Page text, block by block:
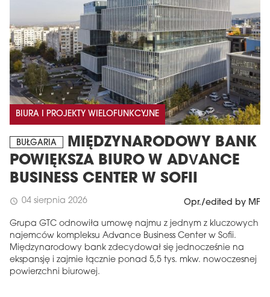
BIURA I PROJEKTY WIELOFUNKCYJNE
BUŁGARIA
MIĘDZYNARODOWY BANK
POWIĘKSZA BIURO W ADVANCE
BUSINESS CENTER W SOFII
schedule 04 sierpnia 2026 Opr./edited by MF
Grupa GTC odnowiła umowę najmu z jednym z kluczowych
najemców kompleksu Advance Business Center w Sofii.
Międzynarodowy bank zdecydował się jednocześnie na
ekspansję i zajmie łącznie ponad 5,5 tys. mkw. nowoczesnej
powierzchni biurowej.